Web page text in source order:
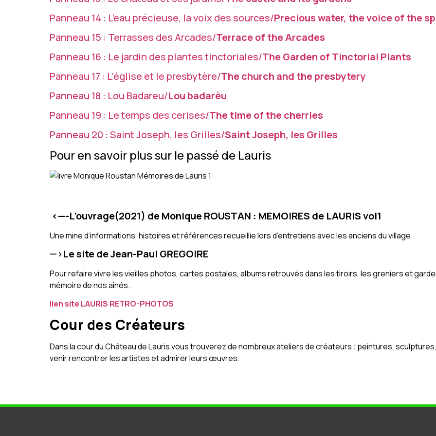
Panneau 14 : L’eau précieuse, la voix des sources/Precious water, the voice of the
Panneau 15 : Terrasses des Arcades/Terrace of the Arcades
Panneau 16 : Le jardin des plantes tinctoriales/The Garden of Tinctorial Plants
Panneau 17 : L’église et le presbytère/The church and the presbytery
Panneau 18 : Lou Badareu/Lou badarèu
Panneau 19 : Le temps des cerises/The time of the cherries
Panneau 20 : Saint Joseph, les Grilles/Saint Joseph, les Grilles
Pour en savoir plus sur le passé de Lauris
<—-L’ouvrage(2021) de Monique ROUSTAN : MEMOIRES de LAURIS vol1
Une mine d’informations, histoires et références recueillie lors d’entretiens avec les anciens du village.
—>Le site de Jean-Paul GREGOIRE
Pour refaire vivre les vieilles photos, cartes postales, albums retrouvés dans les tiroirs, les greniers et
mémoire de nos aînés.
lien site LAURIS RETRO-PHOTOS
Cour des Créateurs
Dans la cour du Château de Lauris vous trouverez de nombreux ateliers de créateurs : peintures,
venir rencontrer les artistes et admirer leurs œuvres.